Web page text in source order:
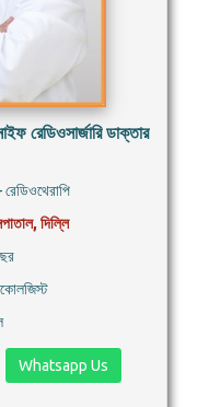
রেডিওসার্জারি ডাক্তার
দিল্লি
Whatsapp Us